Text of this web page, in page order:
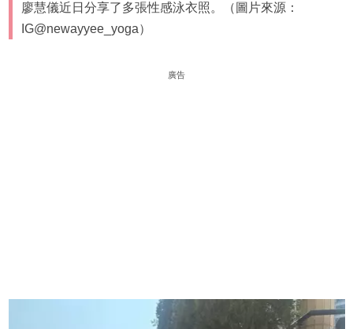
廖慧儀近日分享了多張性感泳衣照。（圖片來源：
IG@newayyee_yoga）
廣告